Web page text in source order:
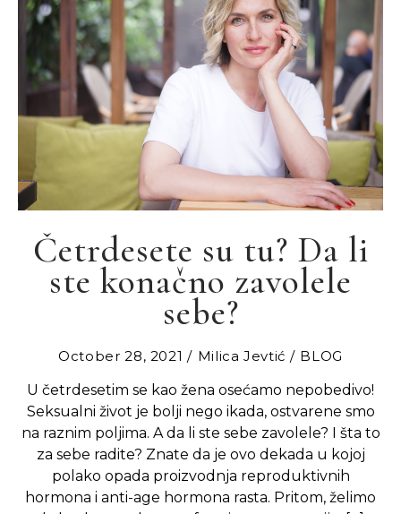
Četrdesete su tu? Da li
ste konačno zavolele
sebe?
October 28, 2021 Milica Jevtić
BLOG
U četrdesetim se kao žena osećamo nepobedivo!
Seksualni život je bolji nego ikada, ostvarene smo
na raznim poljima. A da li ste sebe zavolele? I šta to
za sebe radite? Znate da je ovo dekada u kojoj
polako opada proizvodnja reproduktivnih
hormona i anti-age hormona rasta. Pritom, želimo